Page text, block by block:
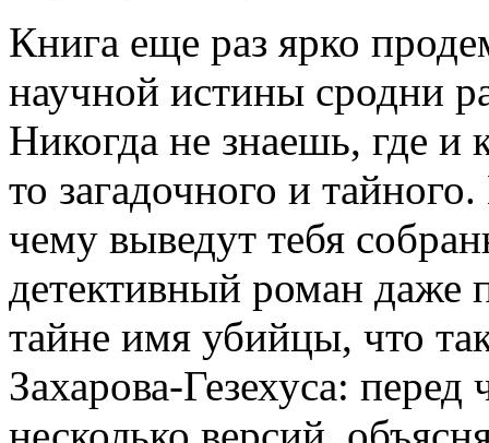
Книга еще раз ярко
научной истины сродни
Никогда не знаешь, где и
то загадочного и
чему выведут тебя
детективный роман даже
тайне имя убийцы, что
Захарова-Гезехуса: перед